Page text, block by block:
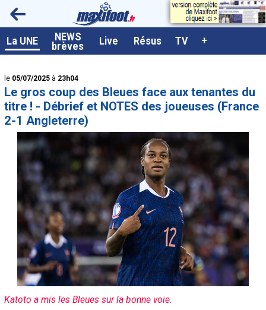
La UNE NEWS
brèves Live Résus TV +
<
le 05/07/2025 à 23h04
Le gros coup des Bleues face aux tenantes du
titre ! - Débrief et NOTES des joueuses (France
2-1 Angleterre)
Katoto a mis les Bleues sur la bonne voie.
A la UNE
Live / Matchs en direct
Résultats et Classements
Class. buteurs européens
Programme TV foot
Vidéos
Sondages
Tableau transferts L1
Taille de la police
Paramètrages / Options
Contact / Signaler un bug
Recrutement Maxifoot